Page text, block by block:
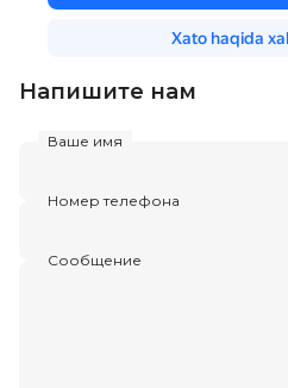
Напишите нам
Ваше имя
Номер телефона
Сообщение